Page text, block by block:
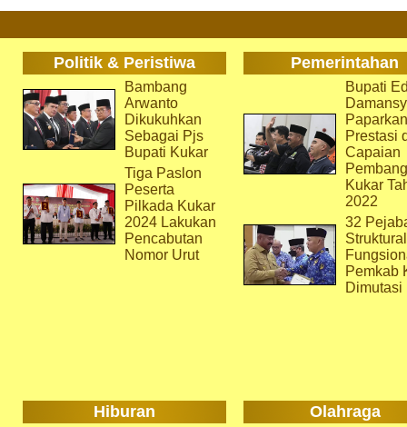
Politik & Peristiwa Pemerintahan
Bambang
Arwanto
Dikukuhkan
Sebagai Pjs
Bupati Kukar
Tiga Paslon
Peserta
Pilkada Kukar
2024 Lakukan
Pencabutan
Nomor Urut
Bupati
Paparkan
Prestasi
Capaian
Kukar
2022
32
Pemkab
Dimutasi
Hiburan Olahraga